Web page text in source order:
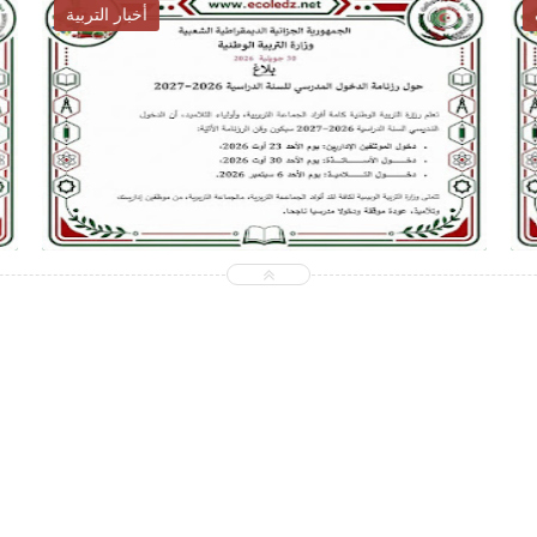
أخبار التوظيف
2026-07-28
ecoledz.net